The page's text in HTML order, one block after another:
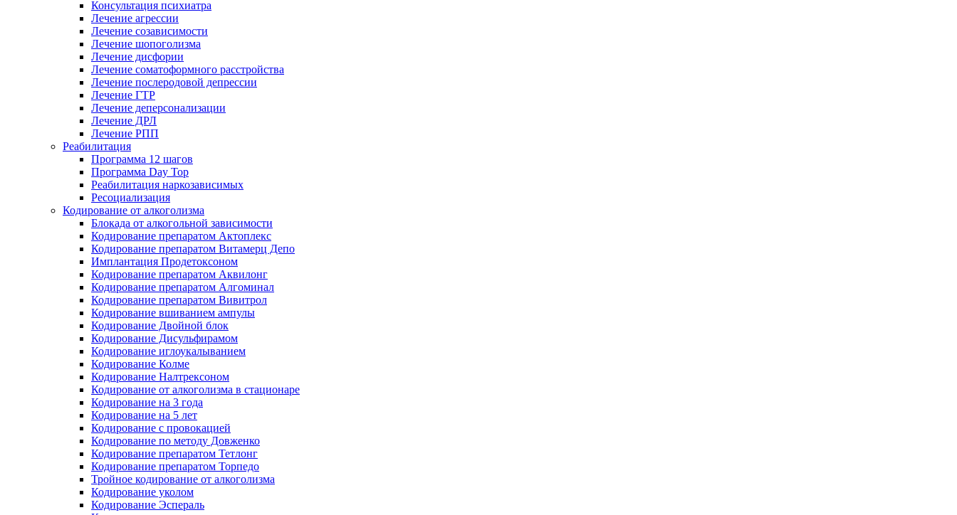
Консультация психиатра
Лечение агрессии
Лечение созависимости
Лечение шопоголизма
Лечение дисфории
Лечение соматоформного расстройства
Лечение послеродовой депрессии
Лечение ГТР
Лечение деперсонализации
Лечение ДРЛ
Лечение РПП
Реабилитация
Программа 12 шагов
Программа Day Top
Реабилитация наркозависимых
Ресоциализация
Кодирование от алкоголизма
Блокада от алкогольной зависимости
Кодирование препаратом Актоплекс
Кодирование препаратом Витамерц Депо
Имплантация Продетоксоном
Кодирование препаратом Аквилонг
Кодирование препаратом Алгоминал
Кодирование препаратом Вивитрол
Кодирование вшиванием ампулы
Кодирование Двойной блок
Кодирование Дисульфирамом
Кодирование иглоукалыванием
Кодирование Колме
Кодирование Налтрексоном
Кодирование от алкоголизма в стационаре
Кодирование на 3 года
Кодирование на 5 лет
Кодирование с провокацией
Кодирование по методу Довженко
Кодирование препаратом Тетлонг
Кодирование препаратом Торпедо
Тройное кодирование от алкоголизма
Кодирование уколом
Кодирование Эспераль